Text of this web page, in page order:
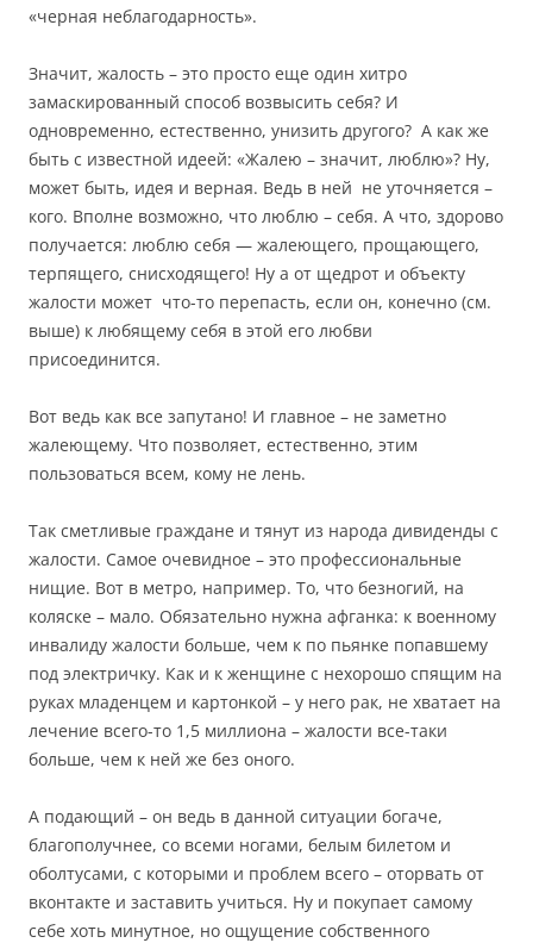
«черная неблагодарность».
Значит, жалость – это просто еще один хитро
замаскированный способ возвысить себя? И
одновременно, естественно, унизить другого? А как же
быть с известной идеей: «Жалею – значит, люблю»? Ну,
может быть, идея и верная. Ведь в ней не уточняется –
кого. Вполне возможно, что люблю – себя. А что, здорово
получается: люблю себя — жалеющего, прощающего,
терпящего, снисходящего! Ну а от щедрот и объекту
жалости может что-то перепасть, если он, конечно (см.
выше) к любящему себя в этой его любви
присоединится.
Вот ведь как все запутано! И главное – не заметно
жалеющему. Что позволяет, естественно, этим
пользоваться всем, кому не лень.
Так сметливые граждане и тянут из народа дивиденды с
жалости. Самое очевидное – это профессиональные
нищие. Вот в метро, например. То, что безногий, на
коляске – мало. Обязательно нужна афганка: к военному
инвалиду жалости больше, чем к по пьянке попавшему
под электричку. Как и к женщине с нехорошо спящим на
руках младенцем и картонкой – у него рак, не хватает на
лечение всего-то 1,5 миллиона – жалости все-таки
больше, чем к ней же без оного.
А подающий – он ведь в данной ситуации богаче,
благополучнее, со всеми ногами, белым билетом и
оболтусами, с которыми и проблем всего – оторвать от
вконтакте и заставить учиться. Ну и покупает самому
себе хоть минутное, но ощущение собственного